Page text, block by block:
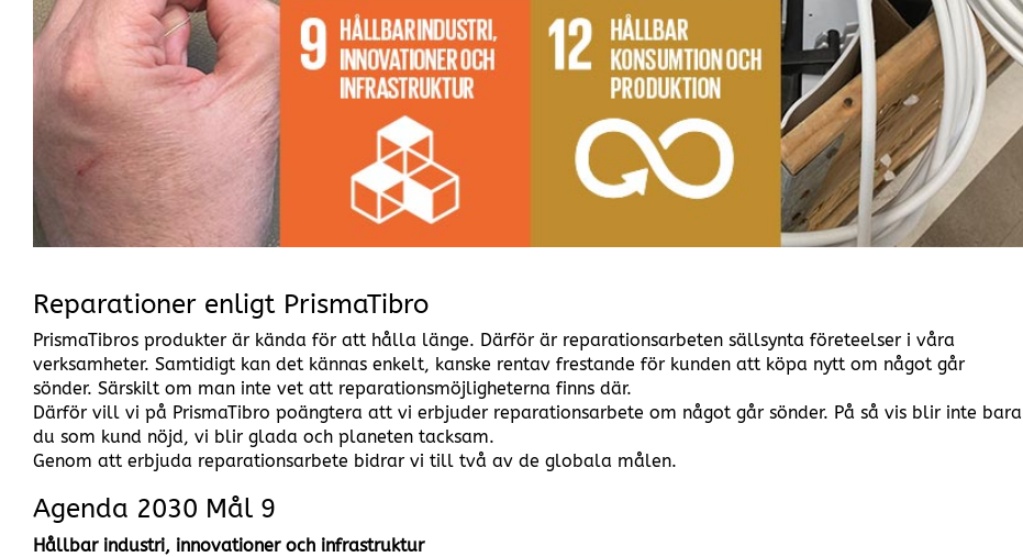
Reparationer enligt PrismaTibro
PrismaTibros produkter är kända för att hålla länge. Därför är reparationsarbeten sällsynta företeelser i våra
verksamheter. Samtidigt kan det kännas enkelt, kanske rentav frestande för kunden att köpa nytt om något går
sönder. Särskilt om man inte vet att reparationsmöjligheterna finns där.
Därför vill vi på PrismaTibro poängtera att vi erbjuder reparationsarbete om något går sönder. På så vis blir inte bara
du som kund nöjd, vi blir glada och planeten tacksam.
Genom att erbjuda reparationsarbete bidrar vi till två av de globala målen.
Agenda 2030 Mål 9
Hållbar industri, innovationer och infrastruktur